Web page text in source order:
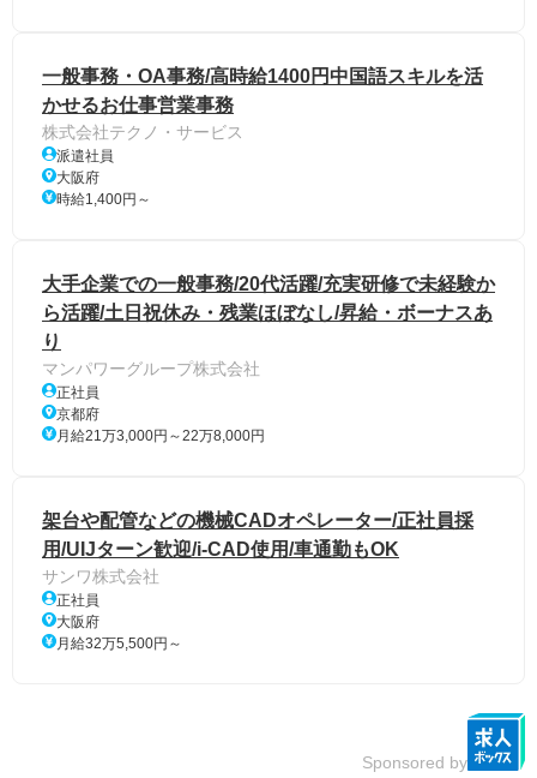
一般事務・OA事務/高時給1400円中国語スキルを活
かせるお仕事営業事務
株式会社テクノ・サービス
派遣社員
大阪府
時給1,400円～
大手企業での一般事務/20代活躍/充実研修で未経験か
ら活躍/土日祝休み・残業ほぼなし/昇給・ボーナスあ
り
マンパワーグループ株式会社
正社員
京都府
月給21万3,000円～22万8,000円
架台や配管などの機械CADオペレーター/正社員採
用/UIJターン歓迎/i-CAD使用/車通勤もOK
サンワ株式会社
正社員
大阪府
月給32万5,500円～
Sponsored by